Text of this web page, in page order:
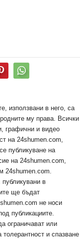
използвани в него, са
му права. Всички
графични и видео
на 24shumen.com,
публикуване на
на 24shumen.com,
24shumen.com.
в
ще бъдат
не носи
публикациите.
ограничават или
и спазване